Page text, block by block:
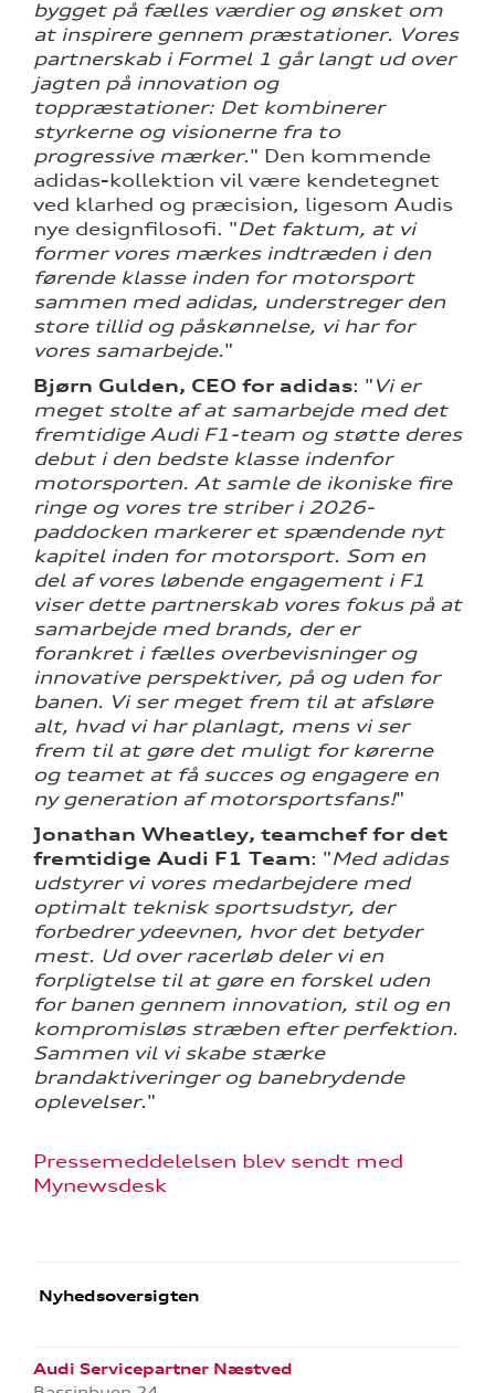
bygget på fælles værdier og ønsket om
at inspirere gennem præstationer. Vores
partnerskab i Formel 1 går langt ud over
jagten på innovation og
toppræstationer: Det kombinerer
styrkerne og visionerne fra to
progressive mærker." Den kommende
adidas-kollektion vil være kendetegnet
ved klarhed og præcision, ligesom Audis
nye designfilosofi. "Det faktum, at vi
former vores mærkes indtræden i den
førende klasse inden for motorsport
sammen med adidas, understreger den
store tillid og påskønnelse, vi har for
vores samarbejde."
Bjørn Gulden, CEO for adidas: " Vi er
meget stolte af at samarbejde med det
fremtidige Audi F1-team og støtte deres
debut i den bedste klasse indenfor
motorsporten. At samle de ikoniske fire
ringe og vores tre striber i 2026-
paddocken markerer et spændende nyt
kapitel inden for motorsport. Som en
del af vores løbende engagement i F1
viser dette partnerskab vores fokus på at
samarbejde med brands, der er
forankret i fælles overbevisninger og
innovative perspektiver, på og uden for
banen. Vi ser meget frem til at afsløre
alt, hvad vi har planlagt, mens vi ser
frem til at gøre det muligt for kørerne
og teamet at få succes og engagere en
ny generation af motorsportsfans!"
Jonathan Wheatley, teamchef for det
fremtidige Audi F1 Team: "Med adidas
udstyrer vi vores medarbejdere med
optimalt teknisk sportsudstyr, der
forbedrer ydeevnen, hvor det betyder
mest. Ud over racerløb deler vi en
forpligtelse til at gøre en forskel uden
for banen gennem innovation, stil og en
kompromisløs stræben efter perfektion.
Sammen vil vi skabe stærke
brandaktiveringer og banebrydende
oplevelser."
Pressemeddelelsen blev sendt med
Mynewsdesk
Nyhedsoversigten
Audi Servicepartner Næstved